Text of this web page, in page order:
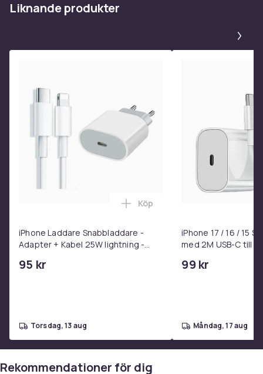
Liknande produkter
iPhone Laddare Snabbladdare -
Adapter + Kabel 25W lightning -
95 kr
Lägg till iPhone Laddare
Köp
torsdag, 13 aug
iPhone 17 / 16 / 15
med 2M USB-C till
99 kr
måndag, 17 aug
Rekommendationer för dig